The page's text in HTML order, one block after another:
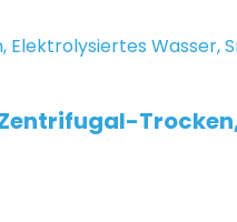
Zentrifugal-